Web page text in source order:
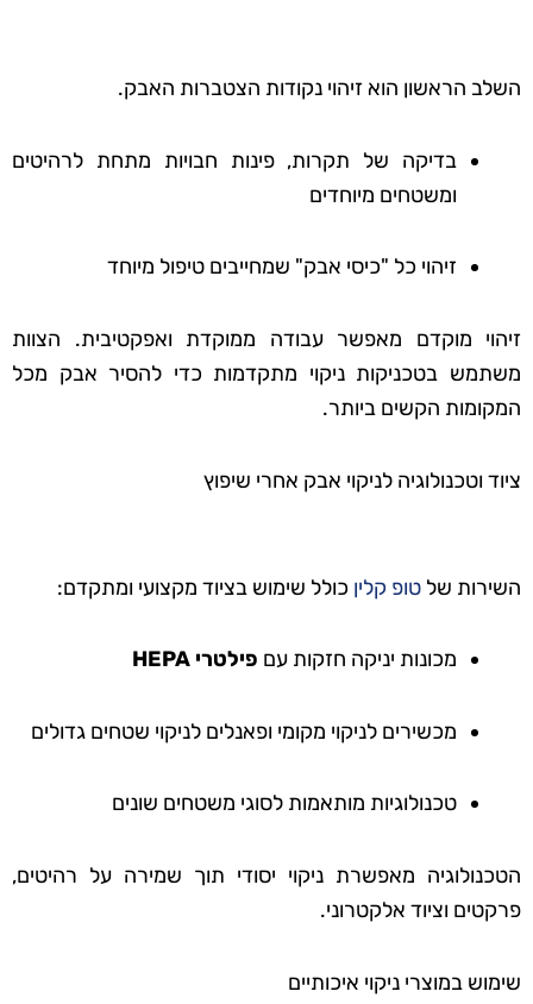
השלב הראשון הוא זיהוי נקודות הצטברות האבק.
בדיקה של תקרות, פינות חבויות מתחת לרהיטים
ומשטחים מיוחדים
זיהוי כל "כיסי אבק" שמחייבים טיפול מיוחד
זיהוי מוקדם מאפשר עבודה ממוקדת ואפקטיבית. הצוות
משתמש בטכניקות ניקוי מתקדמות כדי להסיר אבק מכל
המקומות הקשים ביותר.
ציוד וטכנולוגיה לניקוי אבק אחרי שיפוץ
השירות של טופ קלין כולל שימוש בציוד מקצועי ומתקדם:
מכונות יניקה חזקות עם פילטרי HEPA
מכשירים לניקוי מקומי ופאנלים לניקוי שטחים גדולים
טכנולוגיות מותאמות לסוגי משטחים שונים
הטכנולוגיה מאפשרת ניקוי יסודי תוך שמירה על רהיטים,
פרקטים וציוד אלקטרוני.
שימוש במוצרי ניקוי איכותיים